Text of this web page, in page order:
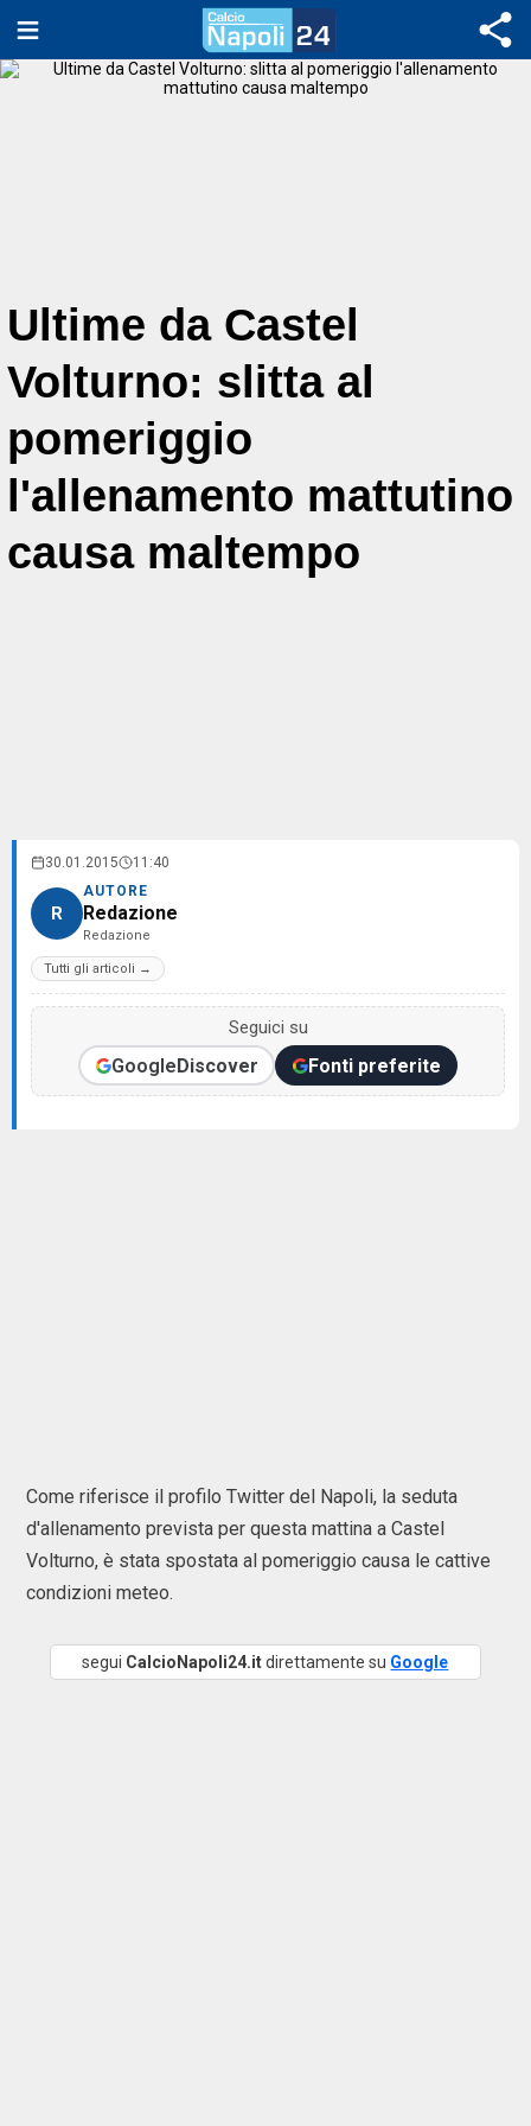
Ultime da Castel
Volturno: slitta al
pomeriggio
l'allenamento mattutino
causa maltempo
30.01.2015 11:40
R
AUTORE
Redazione
Redazione
Tutti gli articoli →
Seguici su
GoogleDiscover Fonti preferite
Come riferisce il profilo Twitter del Napoli, la seduta
d'allenamento prevista per questa mattina a Castel
Volturno, è stata spostata al pomeriggio causa le cattive
condizioni meteo.
segui CalcioNapoli24.itdirettamente su Google